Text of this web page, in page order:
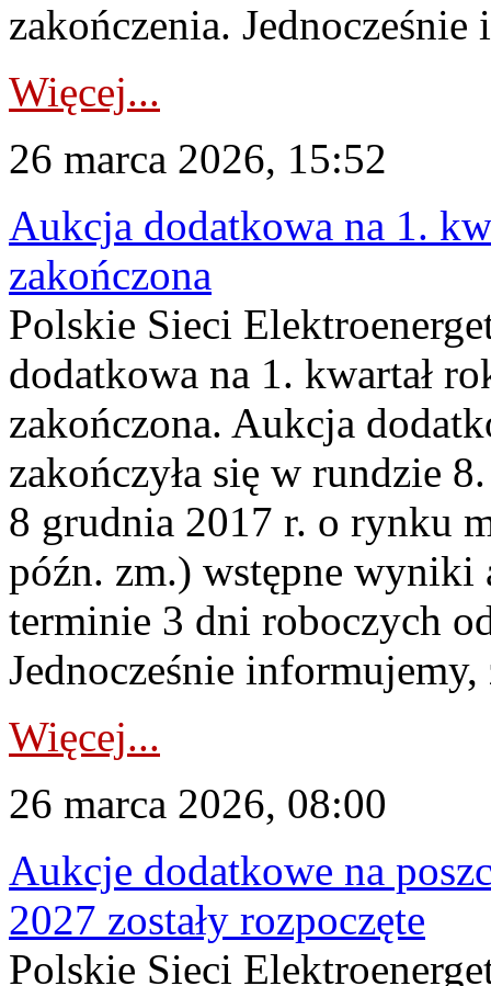
zakończenia.
Więcej...
26 marca 2026, 15:52
Aukcja dodatkowa na 1.
zakończona
Polskie Sieci
dodatkowa na 1. kwartał
zakończona. Aukcja
zakończyła się w rundzie
8 grudnia 2017 r. o rynku
późn. zm.) wstępne
terminie 3 dni roboczych
Jednocześnie informujemy,
Więcej...
26 marca 2026, 08:00
Aukcje dodatkowe na
2027 zostały rozpoczęte
Polskie Sieci